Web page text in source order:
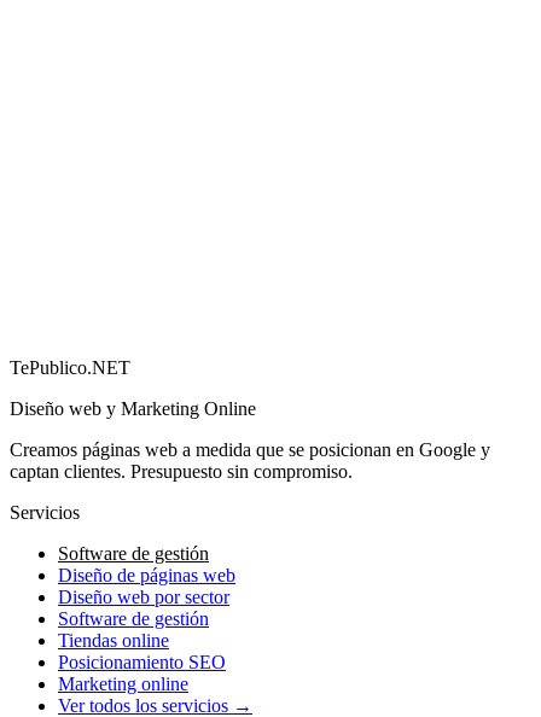
→
TePublico.NET
Diseño web y Marketing Online
Creamos páginas web a medida que se posicionan en Google y
captan clientes. Presupuesto sin compromiso.
Servicios
Software de gestión
Diseño de páginas web
Diseño web por sector
Software de gestión
Tiendas online
Posicionamiento SEO
Marketing online
Ver todos los servicios →